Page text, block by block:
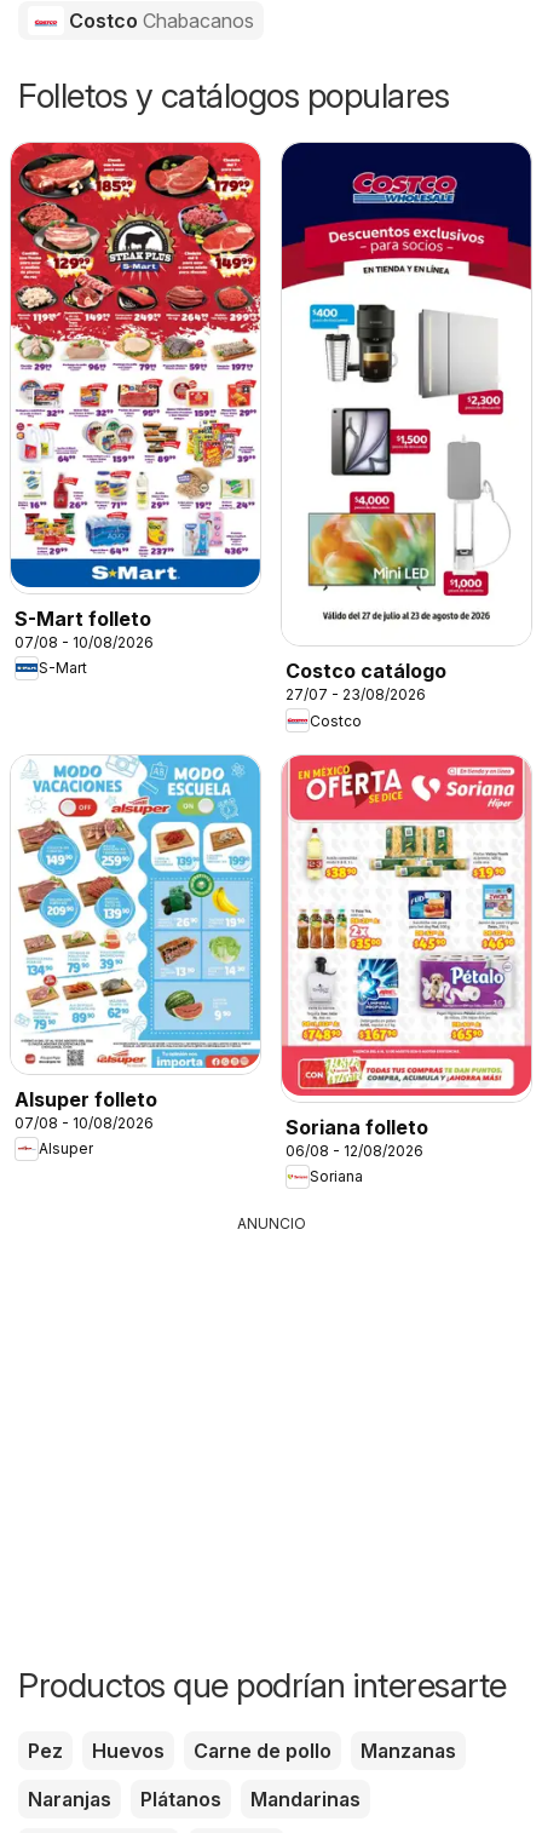
Costco Chabacanos
Folletos y catálogos populares
S-Mart folleto
07/08 - 10/08/2026
S-Mart
Costco catálogo
27/07 - 23/08/2026
Costco
Alsuper folleto
07/08 - 10/08/2026
Alsuper
Soriana folleto
06/08 - 12/08/2026
Soriana
ANUNCIO
Productos que podrían interesarte
Pez Huevos Carne de pollo
Manzanas
Naranjas
Plátanos
Mandarinas